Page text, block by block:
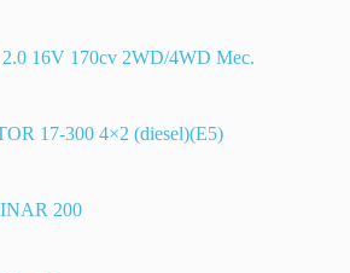
16V 170cv 2WD/4WD Mec.
17-300 4×2 (diesel)(E5)
200